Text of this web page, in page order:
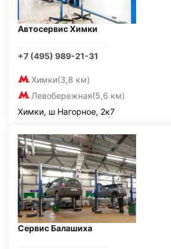
Автосервис Химки
+7 (495) 989-21-31
Химки(3,8 км)
Левобережная(5,6 км)
Химки, ш Нагорное, 2к7
Сервис Балашиха